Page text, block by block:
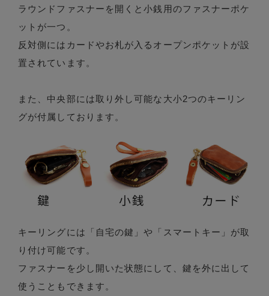
ラウンドファスナーを開くと小銭用のファスナーポケ
ットが一つ。
反対側にはカードやお札が入るオープンポケットが設
置されています。
また、中央部には取り外し可能な大小2つのキーリン
グが付属しております。
キーリングには「自宅の鍵」や「スマートキー」が取
り付け可能です。
ファスナーを少し開いた状態にして、鍵を外に出して
使うこともできます。